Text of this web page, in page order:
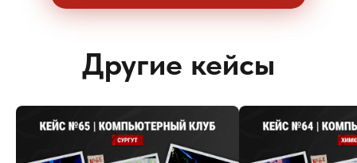
Другие кейсы